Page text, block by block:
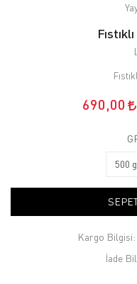
690,00
Kargo Bilgisi:
İade